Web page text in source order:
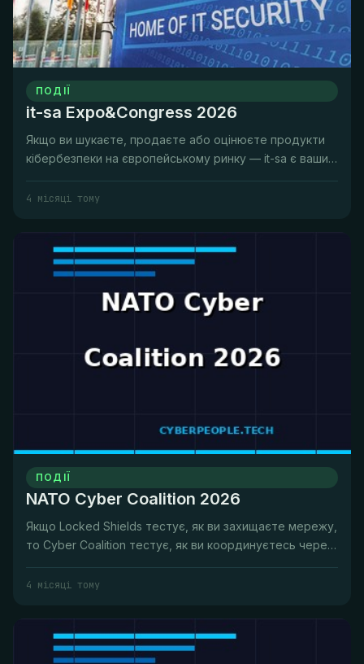
ПОДІЇ
it-sa Expo&Congress 2026
Якщо ви шукаєте, продаєте або оцінюєте продукти
кібербезпеки на європейському ринку — it-sa є вашим
4 місяці тому
ПОДІЇ
NATO Cyber Coalition 2026
Якщо Locked Shields тестує, як ви захищаєте мережу,
то Cyber Coalition тестує, як ви координуєтесь через
4 місяці тому